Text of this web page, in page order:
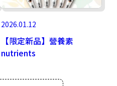
2026.01.12
【限定新品】營養素
nutrients